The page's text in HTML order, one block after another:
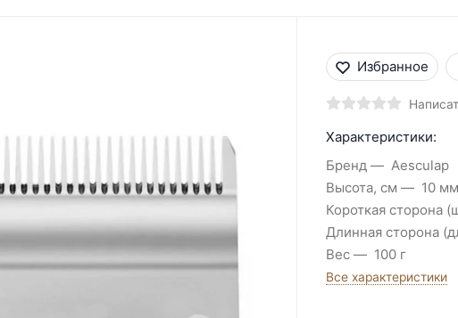
Избранное
Характеристики:
Бренд
Aesculap
Высота, см
10 мм
Короткая сторона
Длинная сторона
Вес
100 г
Все характеристики